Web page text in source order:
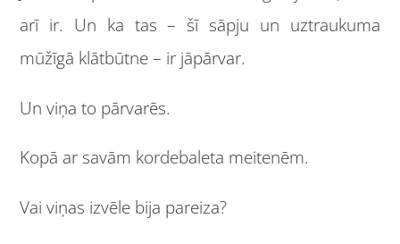
arī ir. Un ka tas – šī sāpju un uztraukuma
mūžīgā klātbūtne – ir jāpārvar.
Un viņa to pārvarēs.
Kopā ar savām kordebaleta meitenēm.
Vai viņas izvēle bija pareiza?